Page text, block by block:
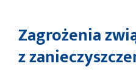
Zagrożenia
z